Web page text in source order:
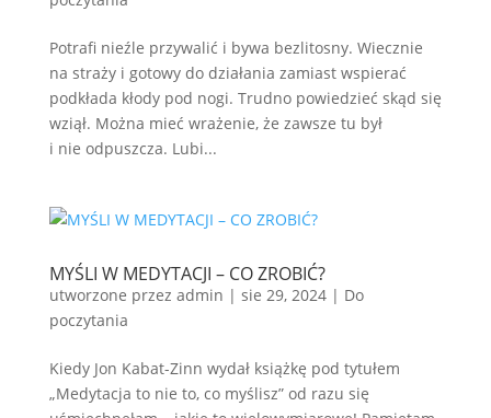
Potrafi nieźle przywalić i bywa bezlitosny. Wiecznie
na straży i gotowy do działania zamiast wspierać
podkłada kłody pod nogi. Trudno powiedzieć skąd się
wziął. Można mieć wrażenie, że zawsze tu był
i nie odpuszcza. Lubi...
MYŚLI W MEDYTACJI – CO ZROBIĆ?
utworzone przez admin | sie 29, 2024| Do
poczytania
Kiedy Jon Kabat-Zinn wydał książkę pod tytułem
„Medytacja to nie to, co myślisz” od razu się